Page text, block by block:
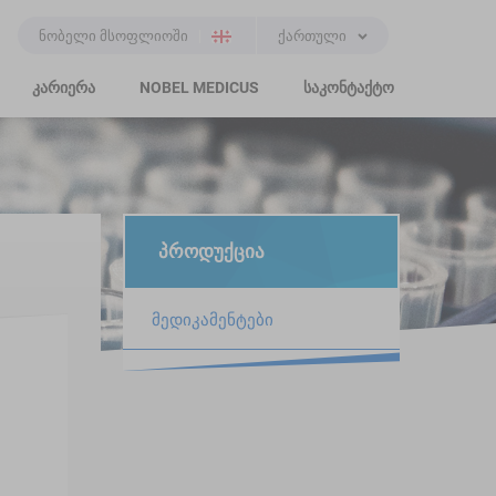
ნობელი მსოფლიოში ქართული
კარიერა NOBEL MEDICUS საკონტაქტო
პროდუქცია
მედიკამენტები